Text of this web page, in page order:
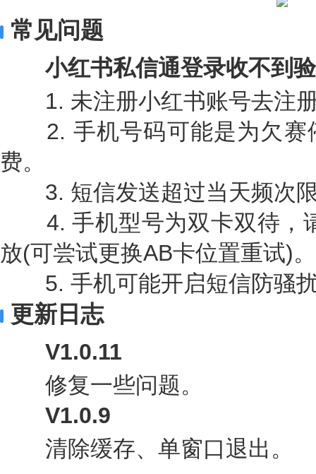
常见问题
小红书私信通登录收不到验
1. 未注册小红书账号去注
2. 手机号码可能是为欠赛
费。
3. 短信发送超过当天频次
4. 手机型号为双卡双待，
放(可尝试更换AB卡位置重试)。
5. 手机可能开启短信防骚
更新日志
V1.0.11
修复一些问题。
V1.0.9
清除缓存、单窗口退出。